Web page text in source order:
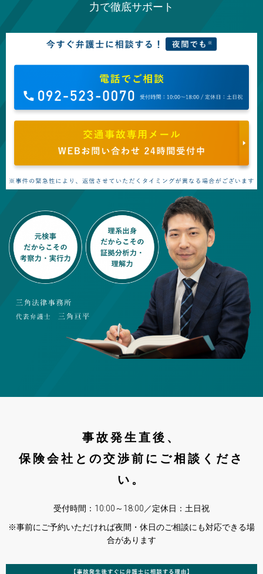
力で徹底サポート
事故発生直後、
保険会社との交渉前にご相談くださ
い。
受付時間：10:00～18:00／定休日：土日祝
※事前にご予約いただければ夜間・休日のご相談にも対応できる場
合があります